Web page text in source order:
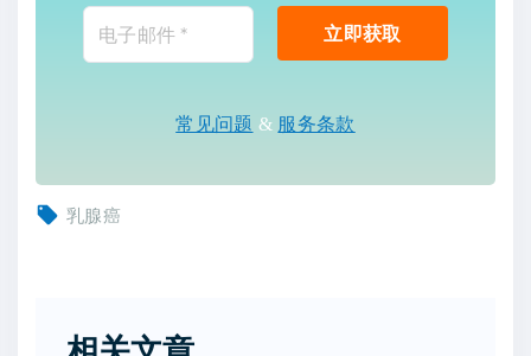
常见问题 & 服务条款
乳腺癌